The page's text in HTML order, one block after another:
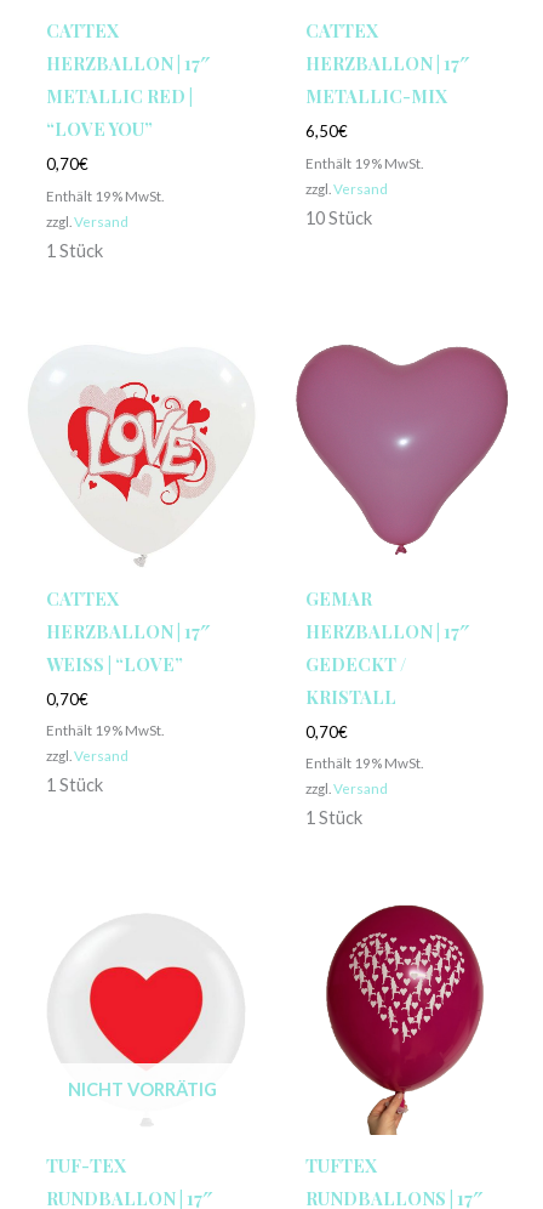
CATTEX
HERZBALLON | 17″
METALLIC RED |
“LOVE YOU”
0,70€
Enthält 19% MwSt.
zzgl. Versand
1 Stück
CATTEX
HERZBALLON | 17″
METALLIC-MIX
6,50€
Enthält 19% MwSt.
zzgl. Versand
10 Stück
CATTEX
HERZBALLON | 17″
WEISS | “LOVE”
0,70€
Enthält 19% MwSt.
zzgl. Versand
1 Stück
GEMAR
HERZBALLON | 17″
GEDECKT /
KRISTALL
0,70€
Enthält 19% MwSt.
zzgl. Versand
1 Stück
NICHT VORRÄTIG
TUF-TEX
RUNDBALLON | 17″
TUFTEX
RUNDBALLONS | 17″